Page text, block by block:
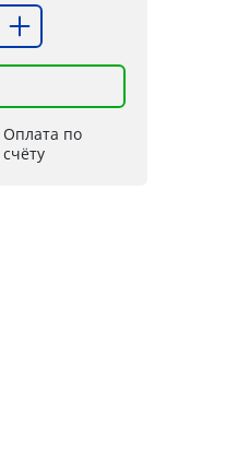
Оплата по
счёту